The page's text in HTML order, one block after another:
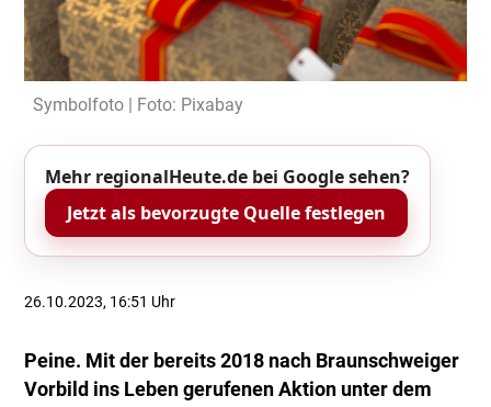
Symbolfoto | Foto: Pixabay
Mehr regionalHeute.de bei Google sehen?
Jetzt als bevorzugte Quelle festlegen
26.10.2023, 16:51 Uhr
Peine. Mit der bereits 2018 nach Braunschweiger
Vorbild ins Leben gerufenen Aktion unter dem